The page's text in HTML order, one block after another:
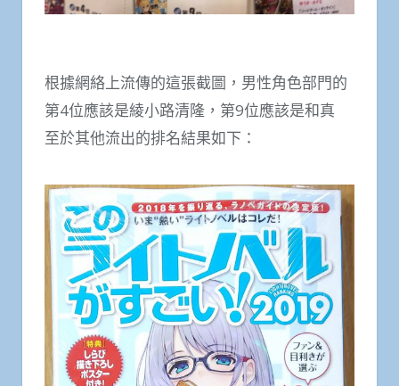
根據網絡上流傳的這張截圖，男性角色部門的
第4位應該是綾小路清隆，第9位應該是和真
至於其他流出的排名結果如下：